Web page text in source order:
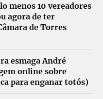
menos 10 vereadores
agora de ter
de Torres
esmaga André
online sobre
para enganar totós)